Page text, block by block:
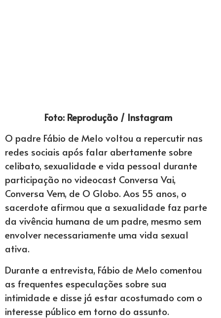
Foto: Reprodução / Instagram
O padre Fábio de Melo voltou a repercutir nas
redes sociais após falar abertamente sobre
celibato, sexualidade e vida pessoal durante
participação no videocast Conversa Vai,
Conversa Vem, de O Globo. Aos 55 anos, o
sacerdote afirmou que a sexualidade faz parte
da vivência humana de um padre, mesmo sem
envolver necessariamente uma vida sexual
ativa.
Durante a entrevista, Fábio de Melo comentou
as frequentes especulações sobre sua
intimidade e disse já estar acostumado com o
interesse público em torno do assunto.